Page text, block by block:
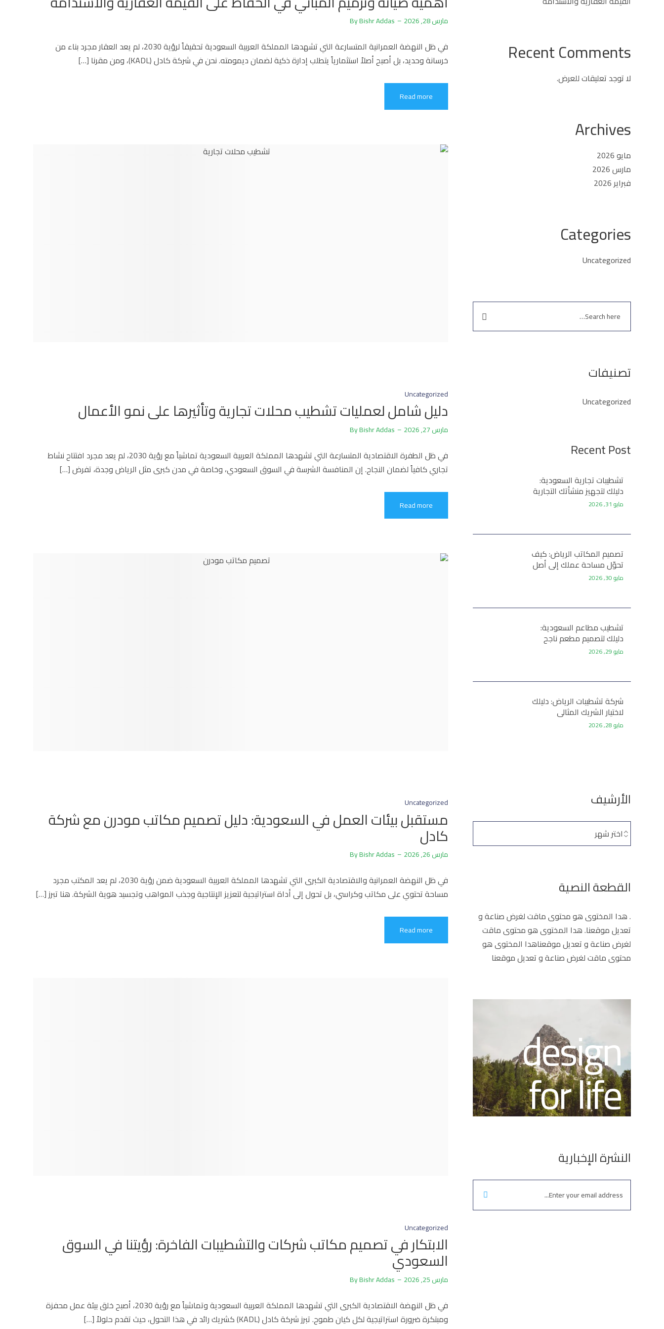
Recent Comments
لا توجد تعليقات للعرض.
Archives
مايو 2026
مارس 2026
فبراير 2026
Categories
Uncategorized
تصنيفات
Uncategorized
Recent Post
تشطيبات تجارية السعودية:
دليلك لتجهيز منشأتك التجارية
باحترافية
مايو 31, 2026
تصميم المكاتب الرياض: كيف
تحوّل مساحة عملك إلى أصل
استراتيجي
مايو 30, 2026
تشطيب مطاعم السعودية:
دليلك لتصميم مطعم ناجح
تجارياً
مايو 29, 2026
شركة تشطيبات الرياض: دليلك
لاختيار الشريك المثالي
لمشروعك
مايو 28, 2026
الأرشيف
القطعة النصية
. هدا المختوى هو محتوى ماقت لغرض صناعة و
تعديل موقعنا. هدا المختوى هو محتوى ماقت
لغرض صناعة و تعديل موقعناهدا المختوى هو
محتوى ماقت لغرض صناعة و تعديل موقعنا
design
for life
النشرة الإخبارية
مارس 28, 2026 ByBishr Addas
في ظل النهضة العمرانية المتسارعة التي تشهدها المملكة العربية السعودية تحقيقاً لرؤية 2030، لم يعد العقار مجرد بناء من
خرسانة وحديد، بل أصبح أصلاً استثمارياً يتطلب إدارة ذكية لضمان ديمومته. نحن في شركة كادل (KADL)، ومن مقرنا […]
Read more
Uncategorized
دليل شامل لعمليات تشطيب محلات تجارية وتأثيرها على نمو الأعمال
مارس 27, 2026 ByBishr Addas
في ظل الطفرة الاقتصادية المتسارعة التي تشهدها المملكة العربية السعودية تماشياً مع رؤية 2030، لم يعد مجرد افتتاح نشاط
تجاري كافياً لضمان النجاح. إن المنافسة الشرسة في السوق السعودي، وخاصة في مدن كبرى مثل الرياض وجدة، تفرض […]
Read more
Uncategorized
مستقبل بيئات العمل في السعودية: دليل تصميم مكاتب مودرن مع شركة
كادل
مارس 26, 2026 ByBishr Addas
في ظل النهضة العمرانية والاقتصادية الكبرى التي تشهدها المملكة العربية السعودية ضمن رؤية 2030، لم يعد المكتب مجرد
مساحة تحتوي على مكاتب وكراسي، بل تحول إلى أداة استراتيجية لتعزيز الإنتاجية وجذب المواهب وتجسيد هوية الشركة. هنا تبرز […]
Read more
Uncategorized
الابتكار في تصميم مكاتب شركات والتشطيبات الفاخرة: رؤيتنا في السوق
السعودي
مارس 25, 2026 ByBishr Addas
في ظل النهضة الاقتصادية الكبرى التي تشهدها المملكة العربية السعودية وتماشياً مع رؤية 2030، أصبح خلق بيئة عمل محفزة
ومبتكرة ضرورة استراتيجية لكل كيان طموح. تبرز شركة كادل (KADL) كشريك رائد في هذا التحول، حيث تقدم حلولاً […]